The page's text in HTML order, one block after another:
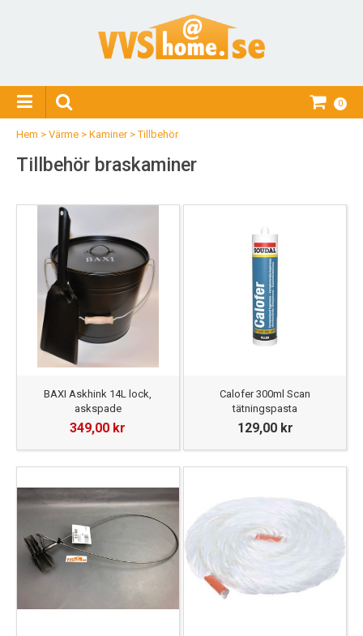
0
Hem > Värme > Kaminer>Tillbehör
Tillbehör braskaminer
BAXI Askhink 14L lock,
askspade
349,00 kr
Calofer 300ml Scan
tätningspasta
129,00 kr